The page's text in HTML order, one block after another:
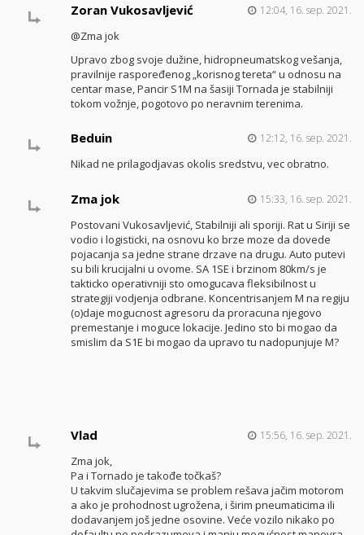
Zoran Vukosavljević
12:04, 16. sep. 2021.
@Zma jok
Upravo zbog svoje dužine, hidropneumatskog vešanja,
pravilnije raspoređenog „korisnog tereta“ u odnosu na
centar mase, Pancir S1M na šasiji Tornada je stabilniji
tokom vožnje, pogotovo po neravnim terenima.
Beduin 12:12, 16. sep. 2021.
Nikad ne prilagodjavas okolis sredstvu, vec obratno.
Zma jok 15:33, 16. sep. 2021.
Postovani Vukosavljević, Stabilniji ali sporiji. Rat u Siriji se
vodio i logisticki, na osnovu ko brze moze da dovede
pojacanja sa jedne strane drzave na drugu. Auto putevi
su bili krucijalni u ovome. SA 1SE i brzinom 80km/s je
takticko operativniji sto omogucava fleksibilnost u
strategiji vodjenja odbrane. Koncentrisanjem M na regiju
(o)daje mogucnost agresoru da proracuna njegovo
premestanje i moguce lokacije. Jedino sto bi mogao da
smislim da S1E bi mogao da upravo tu nadopunjuje M?
Vlad 15:56, 16. sep. 2021.
Zma jok,
Pa i Tornado je takođe točkaš?
U takvim slučajevima se problem rešava jačim motorom
a ako je prohodnost ugrožena, i širim pneumaticima ili
dodavanjem još jedne osovine. Veće vozilo nikako po